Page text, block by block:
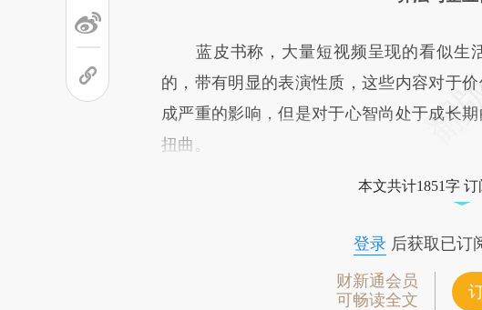
蓝皮书称，大量短视频呈现的看似生
的，带有明显的表演性质，这些内容对于
成严重的影响，但是对于心智尚处于成长
扭曲。
本文共计1851字
登录后获取已订
财新通会员
可畅读全文